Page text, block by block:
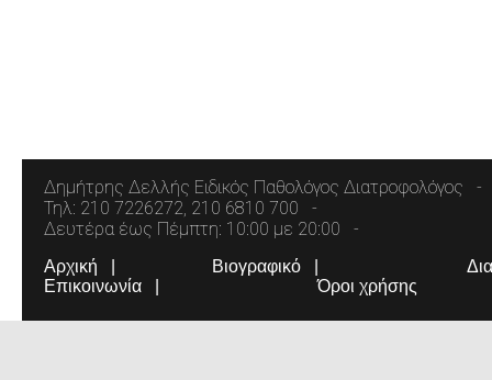
Δημήτρης Δελλής Ειδικός Παθολόγος Διατροφολόγος
Τηλ: 210 7226272, 210 6810 700
Δευτέρα έως Πέμπτη: 10:00 με 20:00
Αρχική Βιογραφικό
Επικοινωνία
Όροι χρήσης